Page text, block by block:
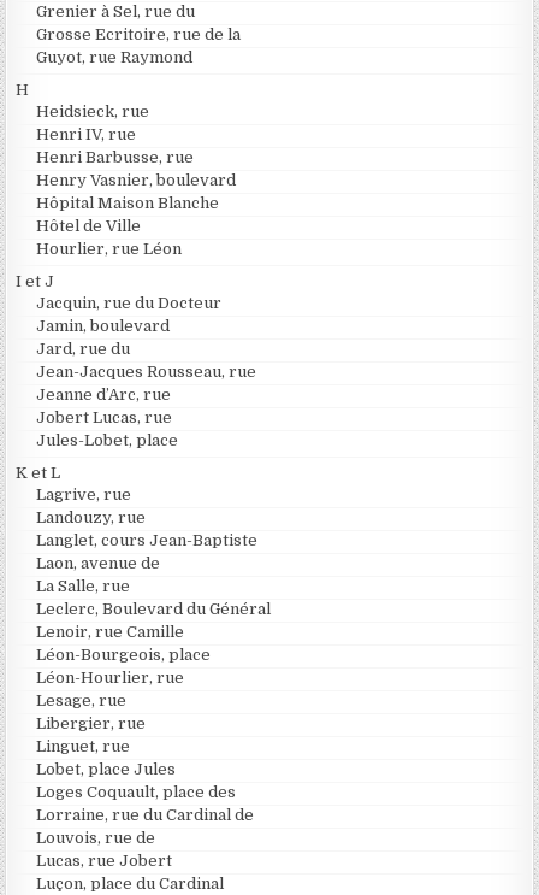
Grenier à Sel, rue du
Grosse Ecritoire, rue de la
Guyot, rue Raymond
H
Heidsieck, rue
Henri IV, rue
Henri Barbusse, rue
Henry Vasnier, boulevard
Hôpital Maison Blanche
Hôtel de Ville
Hourlier, rue Léon
I et J
Jacquin, rue du Docteur
Jamin, boulevard
Jard, rue du
Jean-Jacques Rousseau, rue
Jeanne d’Arc, rue
Jobert Lucas, rue
Jules-Lobet, place
K et L
Lagrive, rue
Landouzy, rue
Langlet, cours Jean-Baptiste
Laon, avenue de
La Salle, rue
Leclerc, Boulevard du Général
Lenoir, rue Camille
Léon-Bourgeois, place
Léon-Hourlier, rue
Lesage, rue
Libergier, rue
Linguet, rue
Lobet, place Jules
Loges Coquault, place des
Lorraine, rue du Cardinal de
Louvois, rue de
Lucas, rue Jobert
Luçon, place du Cardinal